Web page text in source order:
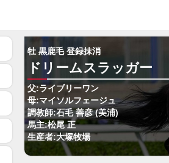
牡 黒鹿毛 登録抹消
ドリームスラッガー
父:ライブリーワン
母:マイソルフェージュ
調教師:石毛 善彦 (美浦)
馬主:松尾 正
生産者:大塚牧場